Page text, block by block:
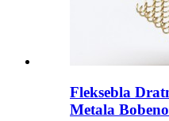
Fleksebla
Metala